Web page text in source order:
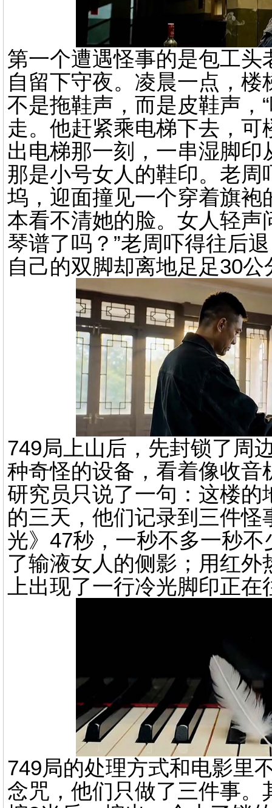
第一个遭遇怪事的是包工
自留下守夜。凌晨一点，
不是拖鞋声，而是皮鞋声，
走。他赶紧乘电梯下去，
出电梯那一刻，一串湿脚
那是小号女人的鞋印。老周
坞，迎面撞见一个穿着旗
本看不清她的脸。女人轻声
琴谱了吗？”老周吓得往后
自己的双脚却离地足足30公
749局上山后，先封锁了周
种奇怪的设备，看着像收
研究员只说了一句：这楼
的三天，他们记录到三件
光》47秒，一秒不多一秒
了输液女人的侧影；用红
上出现了一行冷光脚印正
749局的处理方式和电影里
念咒，他们只做了三件事